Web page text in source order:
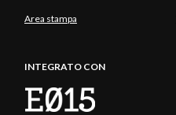
Area stampa
INTEGRATO CON